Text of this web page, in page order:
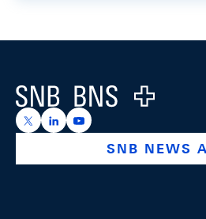
Logo
https://x.com/snb_bns
https://ch.linkedin.com/
https://
SNB NEWS